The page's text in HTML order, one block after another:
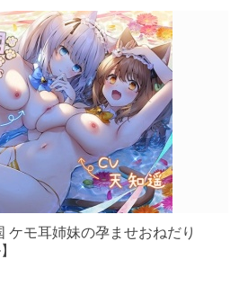
ケモ耳姉妹の孕ませおねだり